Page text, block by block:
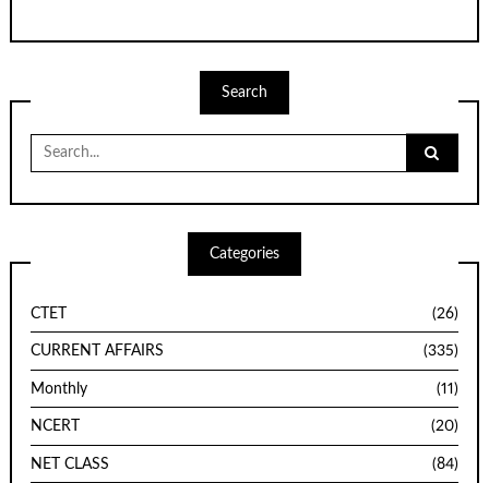
Search
for:
Categories
CTET (26)
CURRENT AFFAIRS (335)
Monthly (11)
NCERT (20)
NET CLASS (84)